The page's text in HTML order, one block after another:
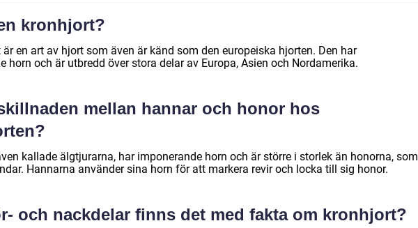
kronhjort?
är en art av hjort som även är känd som den europeiska hjorten. Den har
horn och är utbredd över stora delar av Europa, Asien och Nordamerika.
mellan hannar och honor hos
kallade älgtjurarna, har imponerande horn och är större i storlek än honorna, som
Hannarna använder sina horn för att markera revir och locka till sig honor.
och nackdelar finns det med fakta om kronhjort?